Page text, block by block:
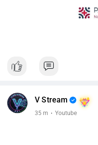
V Stream
35 m · Youtube